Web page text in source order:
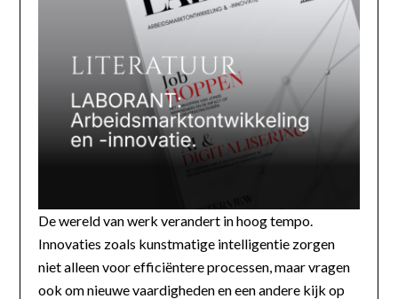
De wereld van werk verandert in hoog tempo.
Innovaties zoals kunstmatige intelligentie zorgen
niet alleen voor efficiëntere processen, maar vragen
ook om nieuwe vaardigheden en een andere kijk op